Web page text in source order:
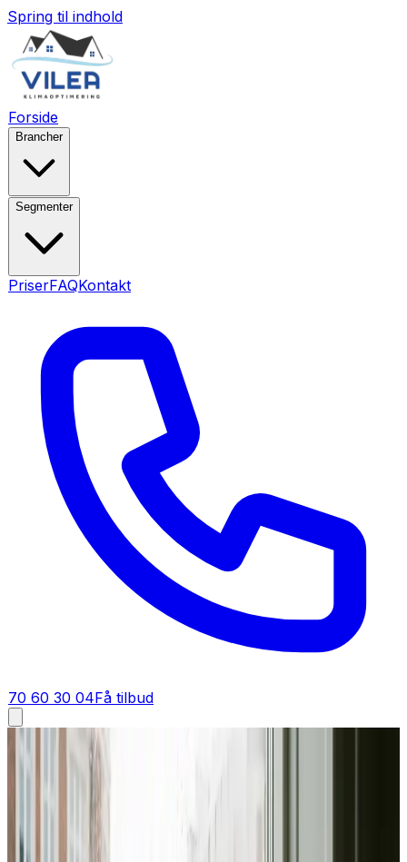
Spring til indhold
Forside
Brancher
Segmenter
PriserFAQKontakt
70 60 30 04Få tilbud
Industriventilation i
Industriventilation i Skive
Brug for ventilation til haller, lager eller produktion i
Skive? Vi rykker ud, kortlægger behovet og leverer et
dimensioneret anlæg der overholder AT-vejledningerne